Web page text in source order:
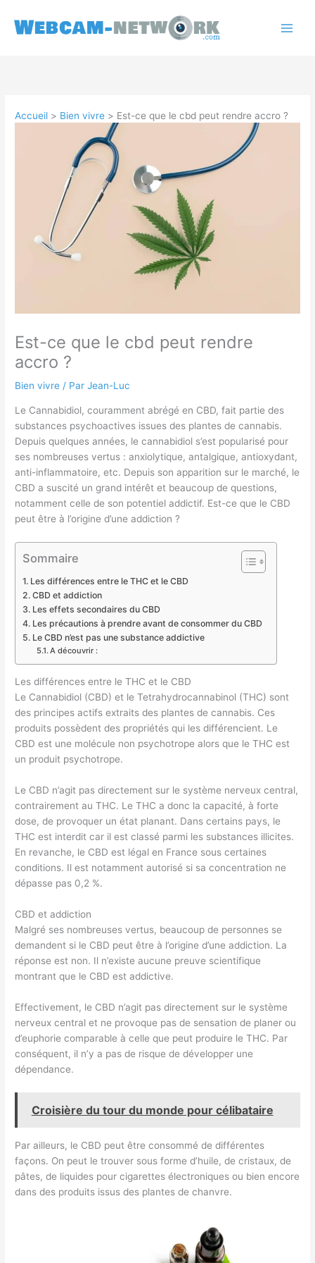
contenu
Accueil Bien vivre Est-ce que le cbd peut rendre accro ?
Est-ce que le cbd peut rendre
accro ?
Bien vivre / ParJean-Luc
Le Cannabidiol, couramment abrégé en CBD, fait partie des
substances psychoactives issues des plantes de cannabis.
Depuis quelques années, le cannabidiol s’est popularisé pour
ses nombreuses vertus : anxiolytique, antalgique, antioxydant,
anti-inflammatoire, etc. Depuis son apparition sur le marché, le
CBD a suscité un grand intérêt et beaucoup de questions,
notamment celle de son potentiel addictif. Est-ce que le CBD
peut être à l’origine d’une addiction ?
Sommaire
Les différences entre le THC et le CBD
CBD et addiction
Les effets secondaires du CBD
Les précautions à prendre avant de consommer du CBD
Le CBD n’est pas une substance addictive
A découvrir :
Les différences entre le THC et le CBD
Le Cannabidiol (CBD) et le Tetrahydrocannabinol (THC) sont
des principes actifs extraits des plantes de cannabis. Ces
produits possèdent des propriétés qui les différencient. Le
CBD est une molécule non psychotrope alors que le THC est
un produit psychotrope.
Le CBD n’agit pas directement sur le système nerveux central,
contrairement au THC. Le THC a donc la capacité, à forte
dose, de provoquer un état planant. Dans certains pays, le
THC est interdit car il est classé parmi les substances illicites.
En revanche, le CBD est légal en France sous certaines
conditions. Il est notamment autorisé si sa concentration ne
dépasse pas 0,2 %.
CBD et addiction
Malgré ses nombreuses vertus, beaucoup de personnes se
demandent si le CBD peut être à l’origine d’une addiction. La
réponse est non. Il n’existe aucune preuve scientifique
montrant que le CBD est addictive.
Effectivement, le CBD n’agit pas directement sur le système
nerveux central et ne provoque pas de sensation de planer ou
d’euphorie comparable à celle que peut produire le THC. Par
conséquent, il n’y a pas de risque de développer une
dépendance.
Croisière du tour du monde pour célibataire
Par ailleurs, le CBD peut être consommé de différentes
façons. On peut le trouver sous forme d’huile, de cristaux, de
pâtes, de liquides pour cigarettes électroniques ou bien encore
dans des produits issus des plantes de chanvre.